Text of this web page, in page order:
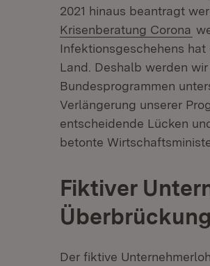
2021 hinaus beantragt
Krisenberatung Corona
Infektionsgeschehens
Land. Deshalb werden
Bundesprogrammen
Verlängerung unserer
entscheidende Lücken
betonte
Fiktiver
Der fiktive